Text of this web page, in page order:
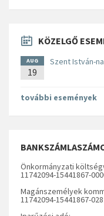
KÖZELGŐ
AUG
19
Szent István-
további események
Önkormányzati
11742094-15441867-
Magánszemélyek
11742094-15441867-